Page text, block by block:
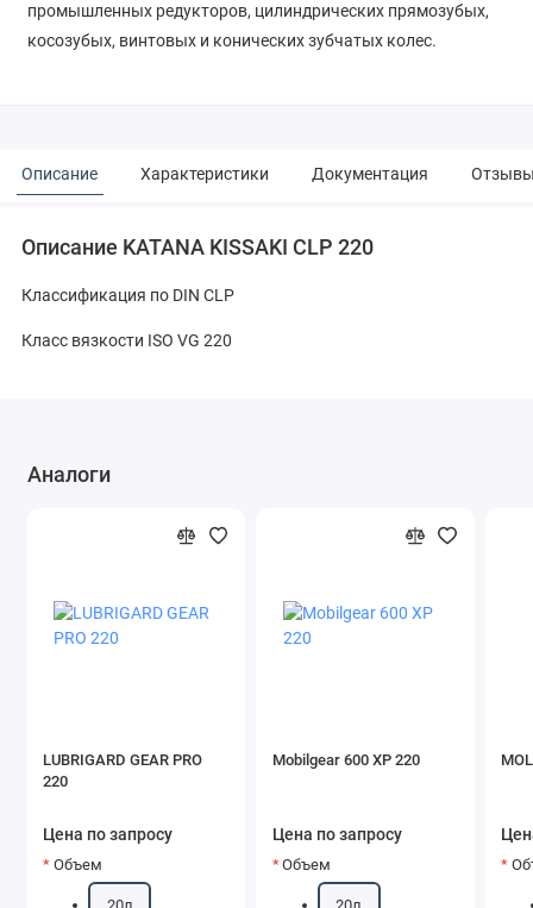
промышленных редукторов, цилиндрических прямозубых,
косозубых, винтовых и конических зубчатых колес.
Описание Характеристики Документация
Описание KATANA KISSAKI CLP 220
Классификация по DIN CLP
Класс вязкости ISO VG 220
Аналоги
LUBRIGARD GEAR PRO
220
Цена по запросу
Объем
Mobilgear 600 XP 220
Цена по запросу
Объем